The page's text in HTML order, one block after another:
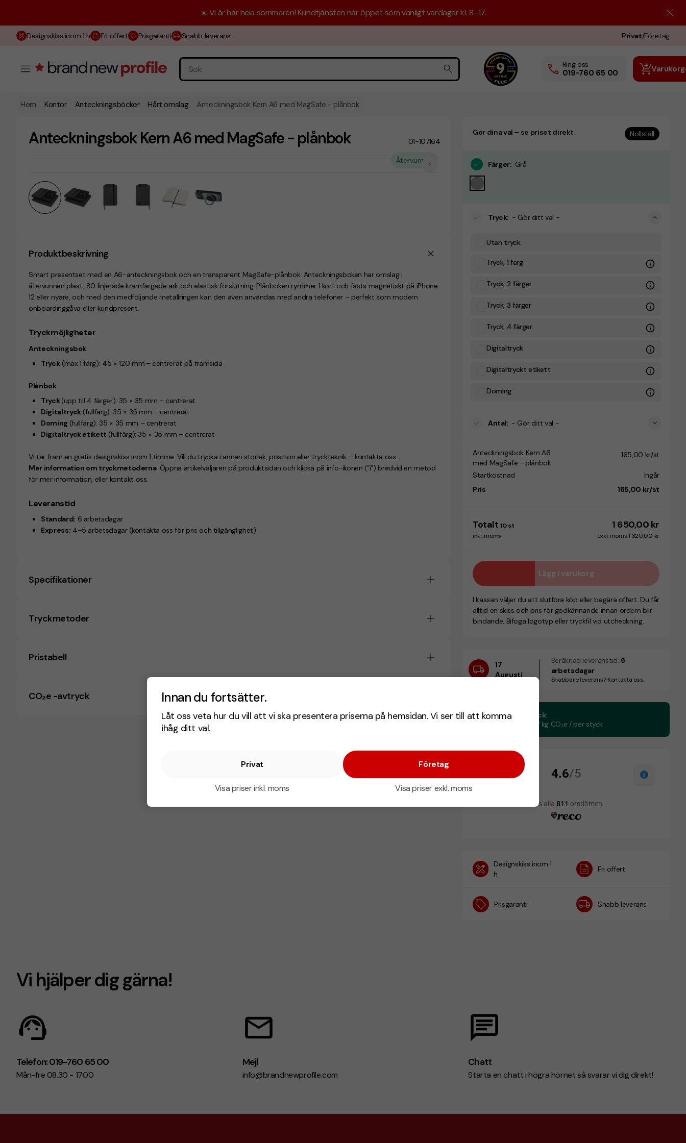
Innan du fortsätter.
Låt oss veta hur du vill att vi ska presentera priserna på hemsidan. Vi ser till att komma
ihåg ditt val.
Privat
Visa priser inkl. moms
Företag
Visa priser exkl. moms
☀️ Vi är här hela sommaren! Kundtjänsten har öppet som vanligt vardagar kl. 8–17.
Designskiss inom 1 h Fri offert Prisgaranti Snabb leverans Privat/Företag
Ring oss
019-760 65 00
Hem Kontor Anteckningsböcker Hårt omslag Anteckningsbok Kern A6 med MagSafe - plånbok
Anteckningsbok Kern A6 med MagSafe - plånbok 01-107164
Återvunnet
Produktbeskrivning
Smart presentset med en A6-anteckningsbok och en transparent MagSafe-plånbok. Anteckningsboken har omslag i
återvunnen plast, 80 linjerade krämfärgade arkoch elastisk förslutning. Plånboken rymmer 1 kort och fästs magnetiskt på iPhone
12 eller nyare, och med den medföljande metallringen kan den även användas med andra telefoner – perfekt som modern
onboardinggåva eller kundpresent.
Tryckmöjligheter
Anteckningsbok
Tryck (max 1 färg): 45 × 120 mm – centrerat på framsida
Plånbok
Tryck (upp till 4 färger): 35 × 35 mm – centrerat
Digitaltryck (fullfärg): 35 × 35 mm – centrerat
Doming (fullfärg): 35 × 35 mm – centrerat
Digitaltryck etikett (fullfärg): 35 × 35 mm – centrerat
Vi tar fram en gratis designskiss inom 1 timme. Vill du trycka i annan storlek, position eller tryckteknik – kontakta oss.
Mer information om tryckmetoderna: Öppna artikelväljaren på produktsidan och klicka på info-ikonen (”i”) bredvid en metod
för mer information, eller kontakt oss.
Leveranstid
Standard: 6 arbetsdagar
Express: 4–5 arbetsdagar (kontakta oss för pris och tillgänglighet)
Specifikationer
Tryckmetoder
Pristabell
CO₂e -avtryck
Gör dina val – se priset direkt Nollställ
Färger: Grå
Tryck: - Gör ditt val -
Utan tryck
Tryck, 1 färg
Tryck, 2 färger
Tryck, 3 färger
Tryck, 4 färger
Digitaltryck
Digitaltryckt etikett
Doming
Antal: - Gör ditt val -
Anteckningsbok Kern A6
med MagSafe - plånbok
165,00 kr/st
Startkostnad
Ingår
Pris
165,00 kr/st
Totalt 10 st 1 650,00 kr
inkl. moms exkl. moms 1 320,00 kr
Lägg i varukorg
I kassan väljer du att slutföra köp eller begära offert. Du får
alltid en skiss och pris för godkännande innan ordern blir
bindande. Bifoga logotyp eller tryckfil vid utcheckning.
17
Augusti
Beräknad leveranstid: 6
arbetsdagar
Snabbare leverans? Kontakta oss.
CO₂e -avtryck:
0,394593877 kg CO₂e / per styck
Designskiss inom 1
h
Fri offert
Prisgaranti Snabb leverans
Vi hjälper dig gärna!
Telefon: 019-760 65 00
Mån-fre 08.30 - 17.00
Mejl
info@brandnewprofile.com
Chatt
Starta en chatt i högra hörnet så svarar vi dig direkt!